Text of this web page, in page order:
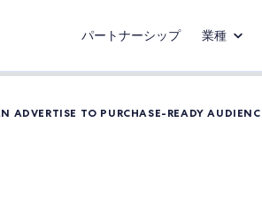
パートナーシップ 業種
ADVERTISE TO PURCHASE-READY